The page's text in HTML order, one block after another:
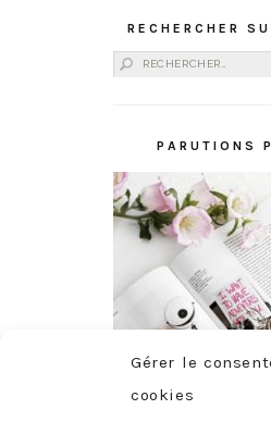
Gérer le
cookies
RECHERCHER
Rechercher :
PARUTIONS